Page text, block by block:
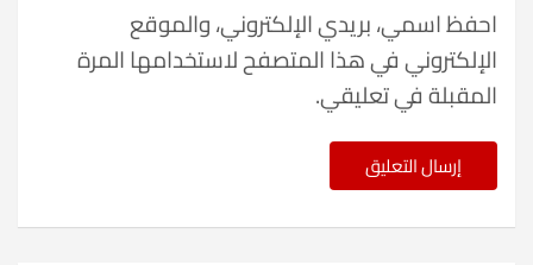
احفظ اسمي، بريدي الإلكتروني، والموقع
الإلكتروني في هذا المتصفح لاستخدامها المرة
المقبلة في تعليقي.